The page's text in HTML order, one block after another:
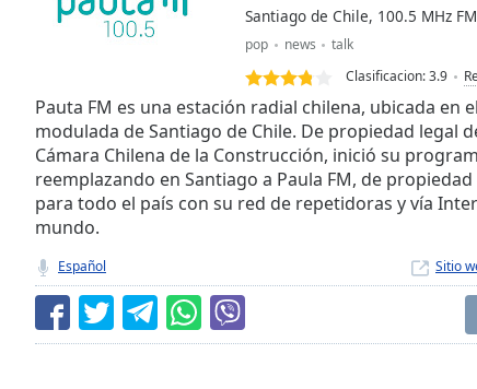
Seek to
currently
behind
Remaining
Time-
Playback
Rate
Santiago de Chile, 100.5 MHz FM
pop news
talk
Clasificacion:3.9
Pauta FM es una estación radial chilena, ubicada en
modulada de Santiago de Chile. De propiedad legal
Cámara Chilena de la Construcción, inició su
reemplazando en Santiago a Paula FM, de
para todo el país con su red de repetidoras y vía
mundo.
Español Sitio